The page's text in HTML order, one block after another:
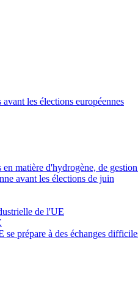
les élections européennes
matière d'hydrogène, de
avant les élections de juin
de l'UE
prépare à des échanges